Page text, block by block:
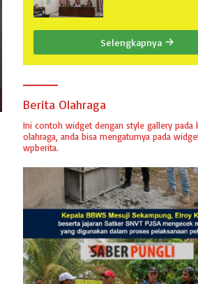
Karang
Selengkapnya
Berita Olahraga
Ini contoh widget dengan style gallery pada
olahraga, anda bisa mengaturnya pada
wpberita.